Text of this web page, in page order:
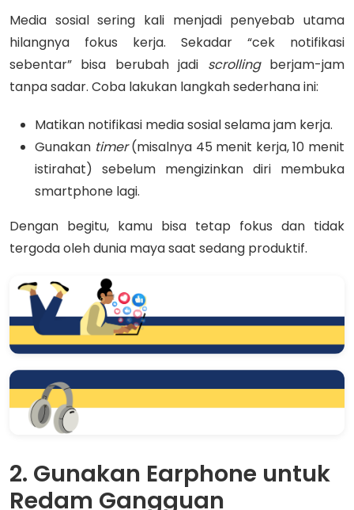
Media sosial sering kali menjadi penyebab utama
hilangnya fokus kerja. Sekadar “cek notifikasi
sebentar” bisa berubah jadi scrollingberjam-jam
tanpa sadar. Coba lakukan langkah sederhana ini:
Matikan notifikasi media sosial selama jam kerja.
Gunakan timer(misalnya 45 menit kerja, 10 menit
istirahat) sebelum mengizinkan diri membuka
smartphone lagi.
Dengan begitu, kamu bisa tetap fokus dan tidak
tergoda oleh dunia maya saat sedang produktif.
2. Gunakan Earphone untuk
Redam Gangguan